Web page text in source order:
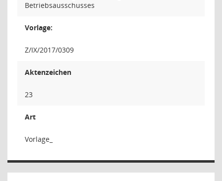
Betriebsausschusses
Vorlage:
Z/IX/2017/0309
Aktenzeichen
23
Art
Vorlage_